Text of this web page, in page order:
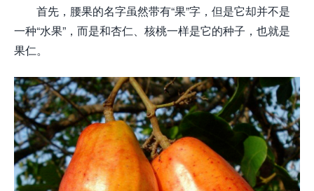
首先，腰果的名字虽然带有“果”字，但是它却并不是
一种“水果”，而是和杏仁、核桃一样是它的种子，也就是
果仁。